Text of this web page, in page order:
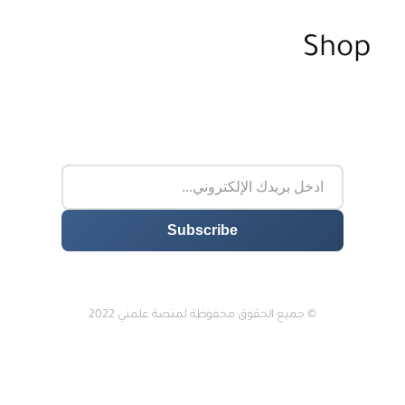
Shop
© جميع الحقوق محفوظة لمنصة علمني 2022